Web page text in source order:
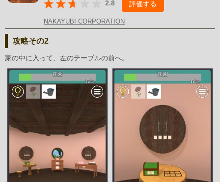
2.8 評価する
NAKAYUBI CORPORATION
攻略その2
家の中に入って、左のテーブルの前へ。